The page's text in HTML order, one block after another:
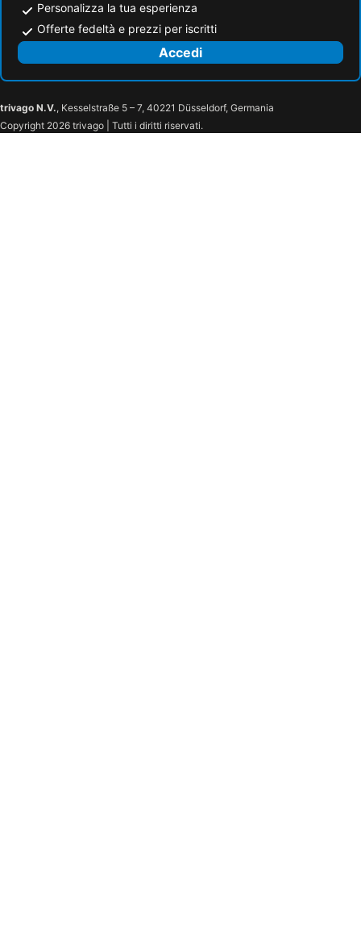
Personalizza la tua esperienza
Offerte fedeltà e prezzi per iscritti
Accedi
trivago N.V., Kesselstraße 5 – 7, 40221 Düsseldorf, Germania
Copyright 2026 trivago | Tutti i diritti riservati.